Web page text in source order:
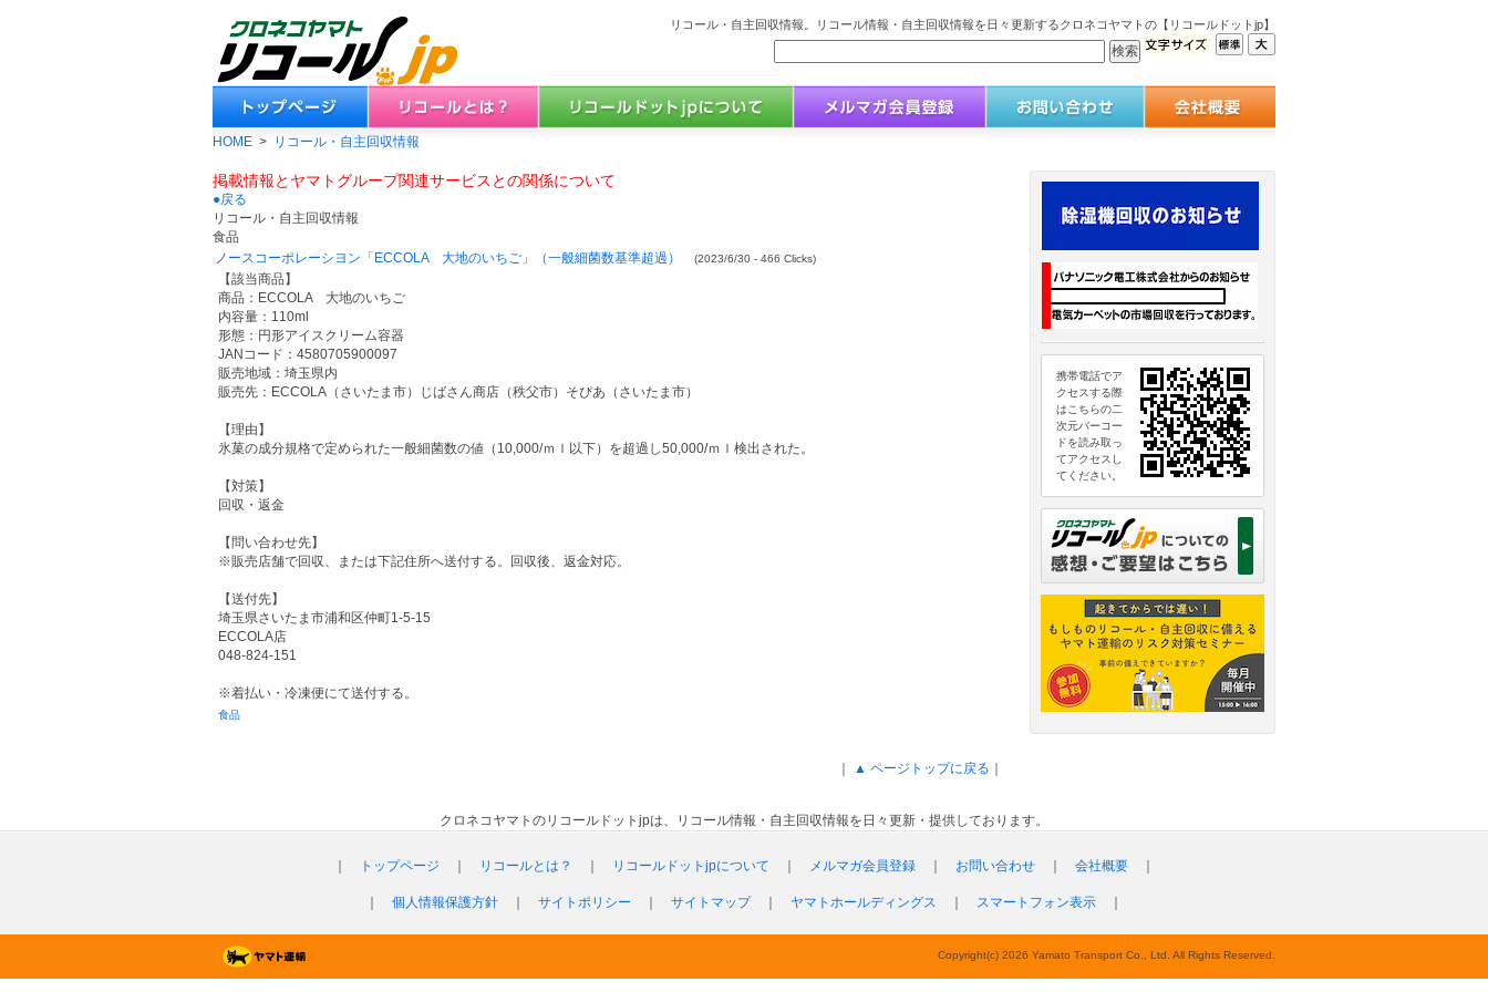
リコール・自主回収情報。リコール情報・自主回収情報を日々更新するクロネコヤマトの【リコールドットjp】
HOME > リコール・自主回収情報
掲載情報とヤマトグループ関連サービスとの関係について
●戻る
リコール・自主回収情報
食品
ノースコーポレーシヨン「ECCOLA 大地のいちご」（一般細菌数基準超過）
(2023/6/30 - 466 Clicks)
【該当商品】
商品：ECCOLA 大地のいちご
内容量：110ml
形態：円形アイスクリーム容器
JANコード：4580705900097
販売地域：埼玉県内
販売先：ECCOLA（さいたま市）じばさん商店（秩父市）そぴあ（さいたま市）
【理由】
氷菓の成分規格で定められた一般細菌数の値（10,000/ｍｌ以下）を超過し50,000/ｍｌ検出された。
【対策】
回収・返金
【問い合わせ先】
※販売店舗で回収、または下記住所へ送付する。回収後、返金対応。
【送付先】
埼玉県さいたま市浦和区仲町1-5-15
ECCOLA店
048-824-151
※着払い・冷凍便にて送付する。
食品
▲ ページトップに戻る
携帯電話でア
クセスする際
はこちらの二
次元バーコー
ドを読み取っ
てアクセスし
てください。
クロネコヤマトのリコールドットjpは、リコール情報・自主回収情報を日々更新・提供しております。
トップページ リコールとは？ リコールドットjpについて メルマガ会員登録 お問い合わせ 会社概要
個人情報保護方針 サイトポリシー サイトマップ｜ ヤマトホールディングス スマートフォン表示
Copyright(c) 2026 Yamato Transport Co., Ltd. All Rights Reserved.